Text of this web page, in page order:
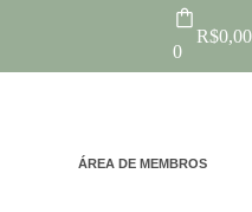
0
R$0,00
ÁREA DE MEMBROS